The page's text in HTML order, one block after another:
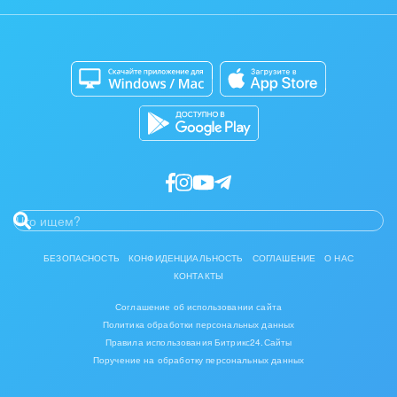
Интерьер, дизайн, декор
Консалтинговые и управленческие услуги
Культурные события, спорт, шоу-бизнес
Мебель, лес, деревообработка
Мода, одежда, аксессуары, стиль
Нефть, газ
Каталог приложений
Разработчикам приложений
БЕЗОПАСНОСТЬ КОНФИДЕНЦИАЛЬНОСТЬ СОГЛАШЕНИЕ
О НАС
КОНТАКТЫ
Соглашение об использовании сайта
Политика обработки персональных данных
Правила использования Битрикс24.Сайты
Поручение на обработку персональных данных